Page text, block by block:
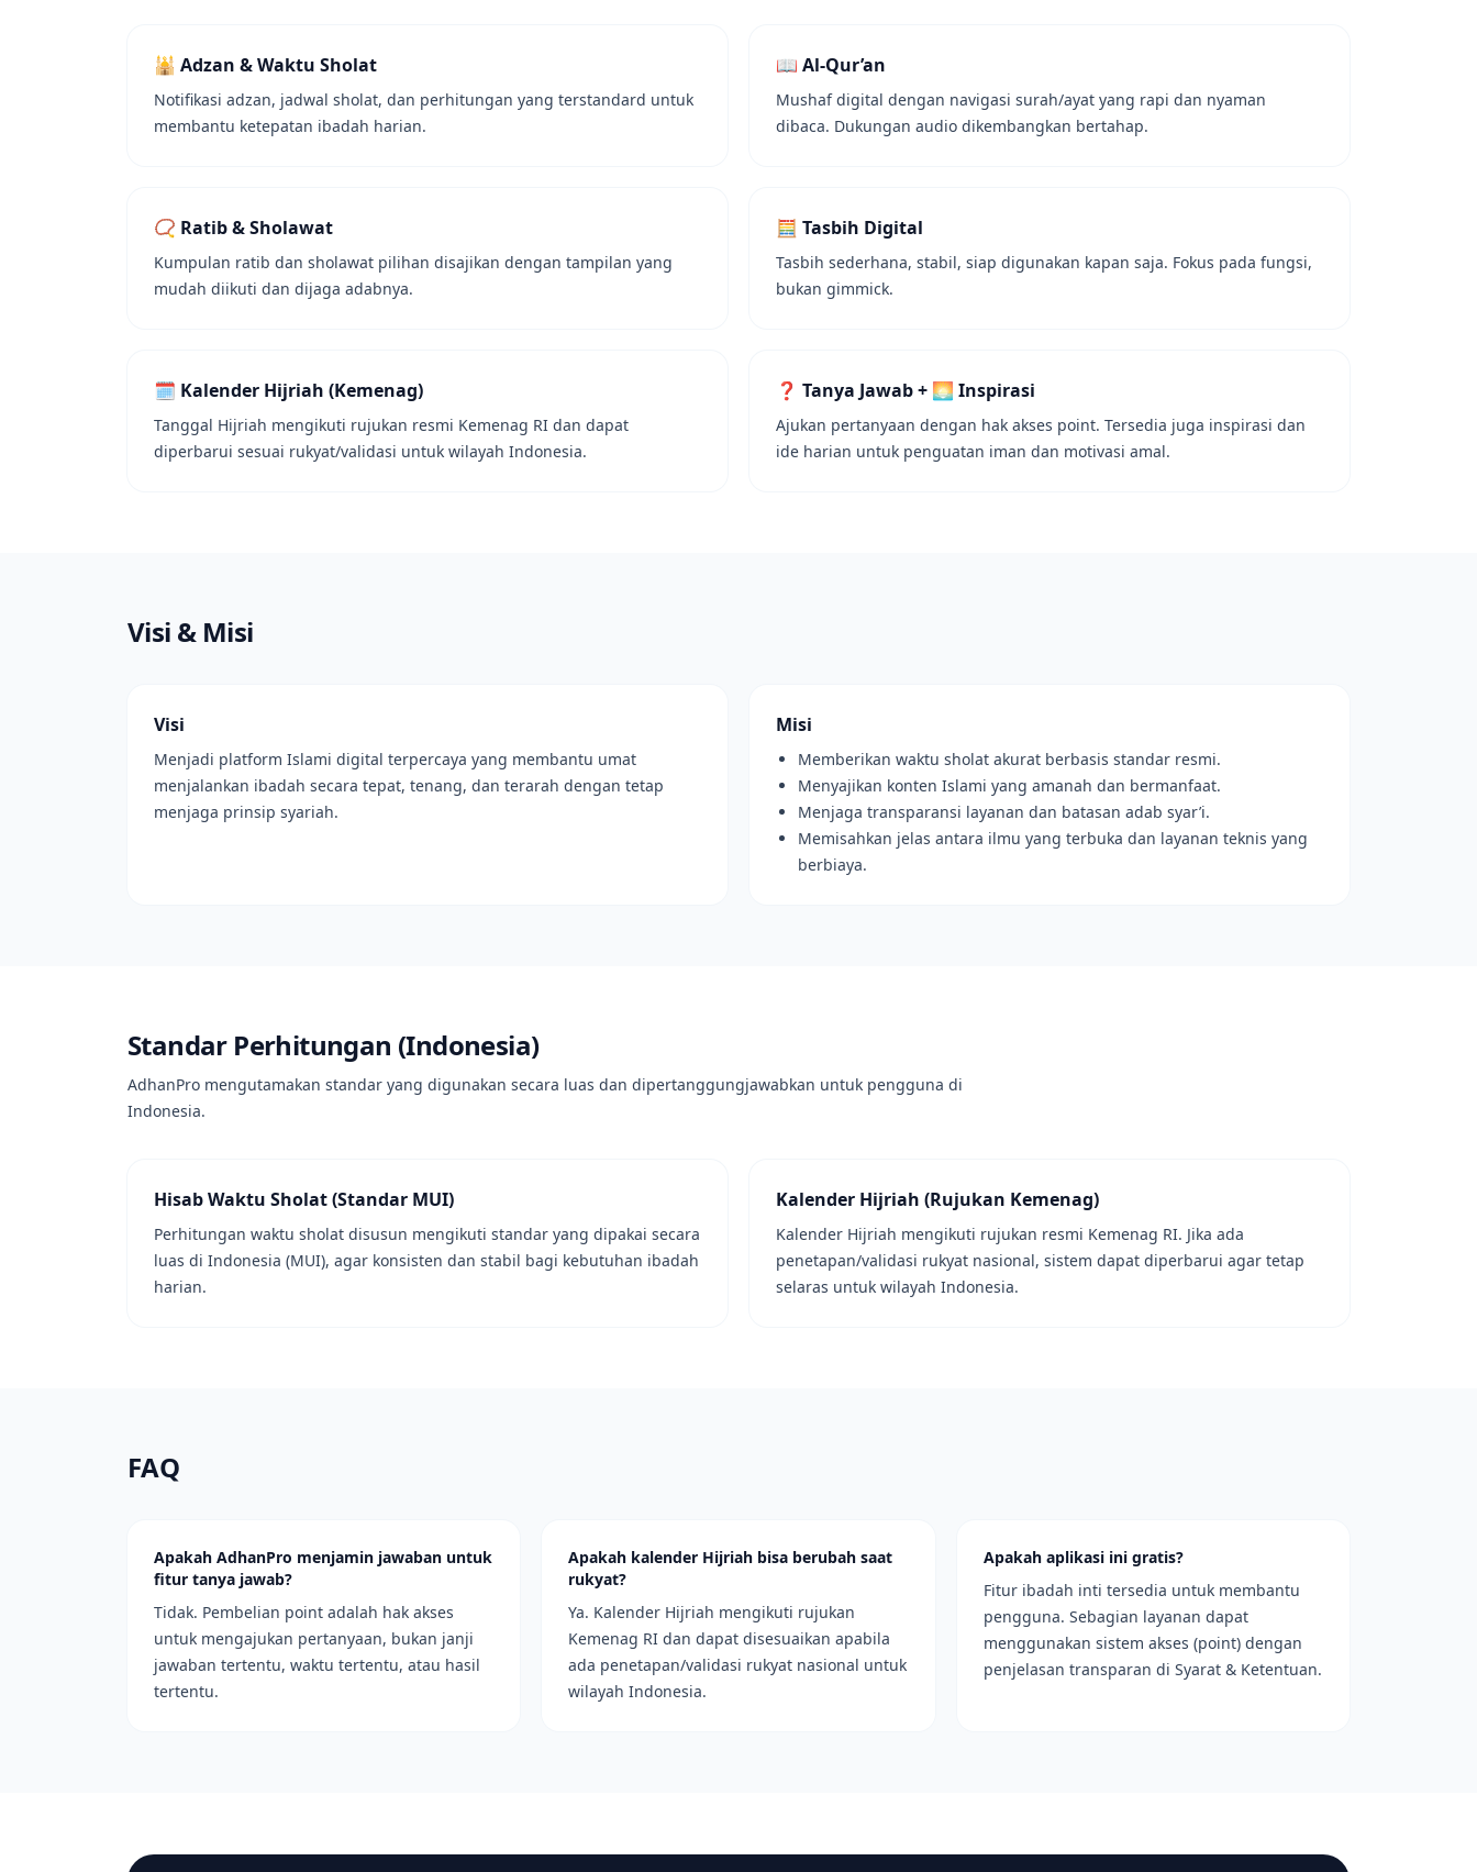
🕌 Adzan & Waktu Sholat
Notifikasi adzan, jadwal sholat, dan perhitungan yang terstandard untuk
membantu ketepatan ibadah harian.
📖 Al-Qur’an
Mushaf digital dengan navigasi surah/ayat yang rapi dan nyaman
dibaca. Dukungan audio dikembangkan bertahap.
📿 Ratib & Sholawat
Kumpulan ratib dan sholawat pilihan disajikan dengan tampilan yang
mudah diikuti dan dijaga adabnya.
🧮 Tasbih Digital
Tasbih sederhana, stabil, siap digunakan kapan saja. Fokus pada fungsi,
bukan gimmick.
🗓️ Kalender Hijriah (Kemenag)
Tanggal Hijriah mengikuti rujukan resmi Kemenag RI dan dapat
diperbarui sesuai rukyat/validasi untuk wilayah Indonesia.
❓ Tanya Jawab + 🌅 Inspirasi
Ajukan pertanyaan dengan hak akses point. Tersedia juga inspirasi dan
ide harian untuk penguatan iman dan motivasi amal.
Visi & Misi
Visi
Menjadi platform Islami digital terpercaya yang membantu umat
menjalankan ibadah secara tepat, tenang, dan terarah dengan tetap
menjaga prinsip syariah.
Misi
Memberikan waktu sholat akurat berbasis standar resmi.
Menyajikan konten Islami yang amanah dan bermanfaat.
Menjaga transparansi layanan dan batasan adab syar’i.
Memisahkan jelas antara ilmu yang terbuka dan layanan teknis yang
berbiaya.
Standar Perhitungan (Indonesia)
AdhanPro mengutamakan standar yang digunakan secara luas dan dipertanggungjawabkan untuk pengguna di
Indonesia.
Hisab Waktu Sholat (Standar MUI)
Perhitungan waktu sholat disusun mengikuti standar yang dipakai secara
luas di Indonesia (MUI), agar konsisten dan stabil bagi kebutuhan ibadah
harian.
Kalender Hijriah (Rujukan Kemenag)
Kalender Hijriah mengikuti rujukan resmi Kemenag RI. Jika ada
penetapan/validasi rukyat nasional, sistem dapat diperbarui agar tetap
selaras untuk wilayah Indonesia.
FAQ
Apakah AdhanPro menjamin jawaban untuk
fitur tanya jawab?
Tidak. Pembelian point adalah hak akses
untuk mengajukan pertanyaan, bukan janji
jawaban tertentu, waktu tertentu, atau hasil
tertentu.
Apakah kalender Hijriah bisa berubah saat
rukyat?
Ya. Kalender Hijriah mengikuti rujukan
Kemenag RI dan dapat disesuaikan apabila
ada penetapan/validasi rukyat nasional untuk
wilayah Indonesia.
Apakah aplikasi ini gratis?
Fitur ibadah inti tersedia untuk membantu
pengguna. Sebagian layanan dapat
menggunakan sistem akses (point) dengan
penjelasan transparan di Syarat & Ketentuan.